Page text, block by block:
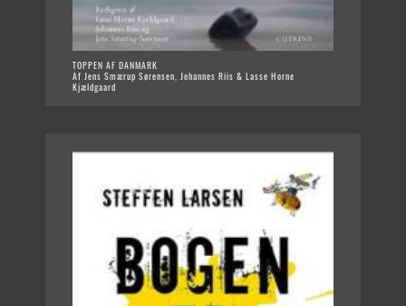
TOPPEN AF DANMARK
Af Jens Smærup Sørensen, Johannes Riis & Lasse Horne
Kjældgaard